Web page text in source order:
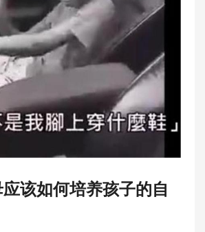
该如何培养孩子的自